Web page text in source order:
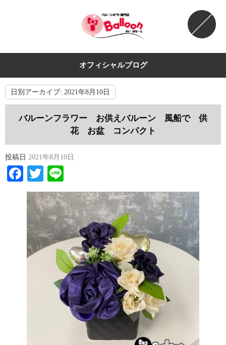
オフィシャルブログ
日別アーカイブ: 2021年8月10日
バルーンフラワー お供えバルーン 風船で 供
花 お盆 コンパクト
投稿日 2021年8月10日
Facebook
Twitter